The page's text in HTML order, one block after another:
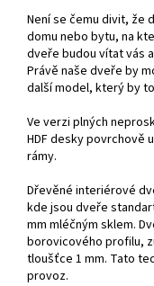
Není se čemu divit, že
domu nebo bytu, na
dveře budou vítat vás
Právě naše dveře by
další model, který by
Ve verzi plných
HDF desky povrchově
rámy.
Dřevěné interiérové
kde jsou dveře
mm mléčným sklem.
borovicového profilu,
tloušťce 1 mm. Tato
provoz.